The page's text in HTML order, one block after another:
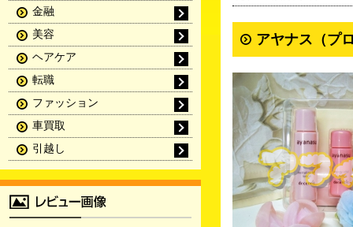
アヤナス（プ
金融
美容
ヘアケア
転職
ファッション
車買取
引越し